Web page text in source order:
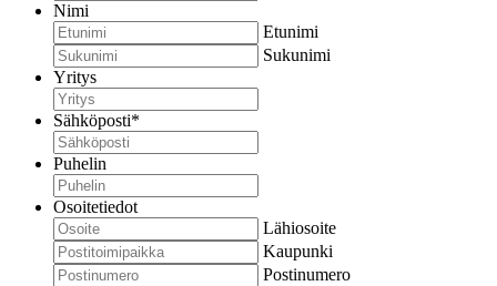
Nimi
Etunimi
Sukunimi
Yritys
Sähköposti*
Puhelin
Osoitetiedot
Lähiosoite
Kaupunki
Postinumero